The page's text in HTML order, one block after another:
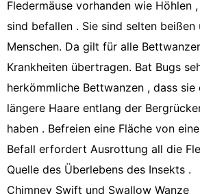
Fledermäuse vorhanden wie Höhlen
sind befallen . Sie sind selten beißen
Menschen. Da gilt für alle
Krankheiten übertragen. Bat Bugs
herkömmliche Bettwanzen , dass sie
längere Haare entlang der
haben . Befreien eine Fläche von
Befall erfordert Ausrottung all die
Quelle des Überlebens des Insekts .
Chimney Swift und Swallow Wanze